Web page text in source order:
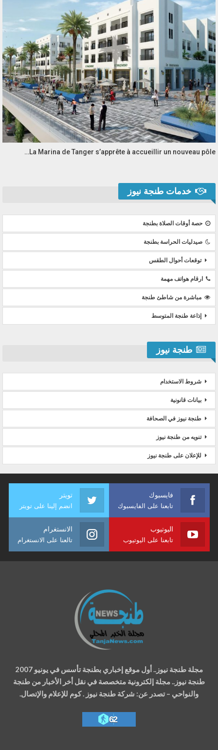
La Marina de Tanger s’apprête à accueillir un nouveau pôle…
خدمات طنجة نيوز
حصة أوقات الصلاة بطنجة
صيدليات الحراسة بطنجة
توقعات أحوال الطقس
ارقام هواتف مهمة
مباشرة من شاطئ طنجة
إذاعة طنجة المتوسط
طنجة نيوز
شروط الاستخدام
بيانات قانونية
طنجة نيوز في الصحافة
تنويه من طنجة نيوز
للإعلان على طنجة نيوز
فايسبوك
تابعنا على الفايسبوك
تويتر
انضم إلينا على تويتر
اليوتيوب
تابعنا على اليوتيوب
الانستغرام
تالعنا على الانستغرام
مجلة طنجة نيوز.. أول موقع إخباري بطنجة تأسس في يونيو 2007
طنجة نيوز.. مجلة إلكترونية متخصصة في نقل أخر الأخبار من طنجة
والنواحي – تصدر عن: شركة طنجة نيوز . كوم للإعلام والإتصال.
62